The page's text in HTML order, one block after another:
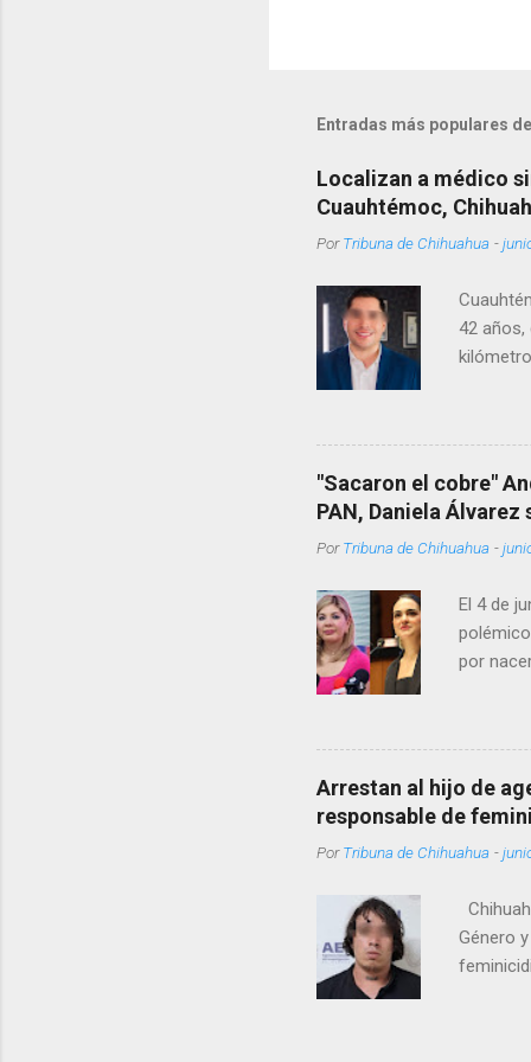
Entradas más populares
Localizan a médico
Cuauhtémoc,
PorTribuna de Chihuahua -
42 años,
Rotario
"Sacaron el cobre"
PAN, Daniela
PorTribuna de Chihuahua -
El 4 de
por
¿Qué tal
tendrá
favor,
han sido
Arrestan al hijo de
responsable de
PorTribuna de Chihuahua -
Género
que